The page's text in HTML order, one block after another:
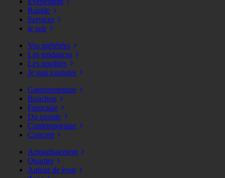
Rapide
Services
le soir
Vos préférées
Les tendances
Les insolites
Je suis touristes
Gastronomique
Bouchon
Française
Du monde
Contemporaine
Concept
Arrondissement
Quartier
Autour de lyon